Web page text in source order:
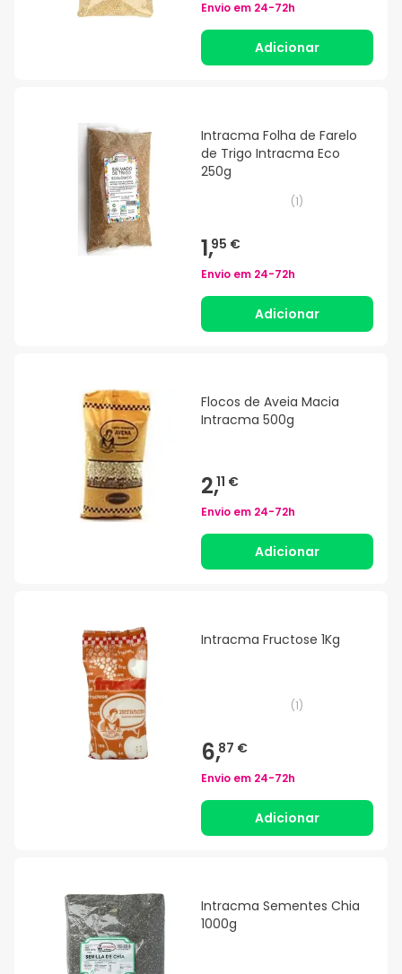
Envio em 24-72h
Adicionar
Intracma Folha de Farelo
de Trigo Intracma Eco
250g
(1)
1,95 €
Envio em 24-72h
Adicionar
Flocos de Aveia Macia
Intracma 500g
2,11 €
Envio em 24-72h
Adicionar
Intracma Fructose 1Kg
(1)
6,87 €
Envio em 24-72h
Adicionar
Intracma Sementes Chia
1000g